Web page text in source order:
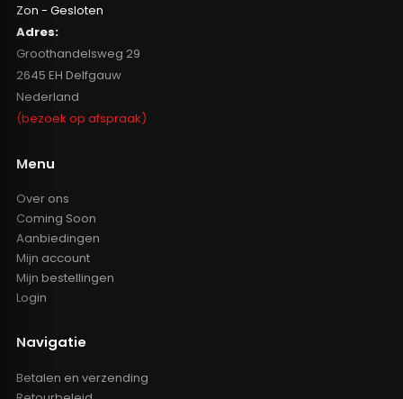
Zon - Gesloten
Adres:
Groothandelsweg 29
2645 EH Delfgauw
Nederland
(bezoek op afspraak)
Menu
Over ons
Coming Soon
Aanbiedingen
Mijn account
Mijn bestellingen
Login
Navigatie
Betalen en verzending